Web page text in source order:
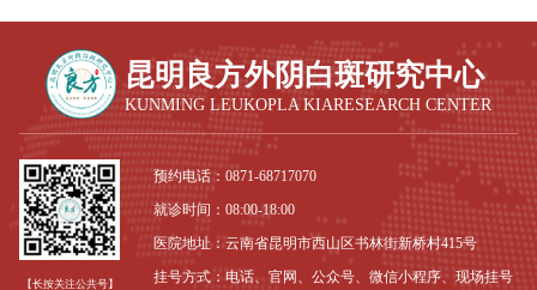
昆明良方外阴白斑研究中心
KUNMING LEUKOPLA KIARESEARCH CENTER
【长按关注公共号】
预约电话：0871-68717070
就诊时间：08:00-18:00
医院地址：云南省昆明市西山区书林街新桥村415号
挂号方式：电话、官网、公众号、微信小程序、现场挂号